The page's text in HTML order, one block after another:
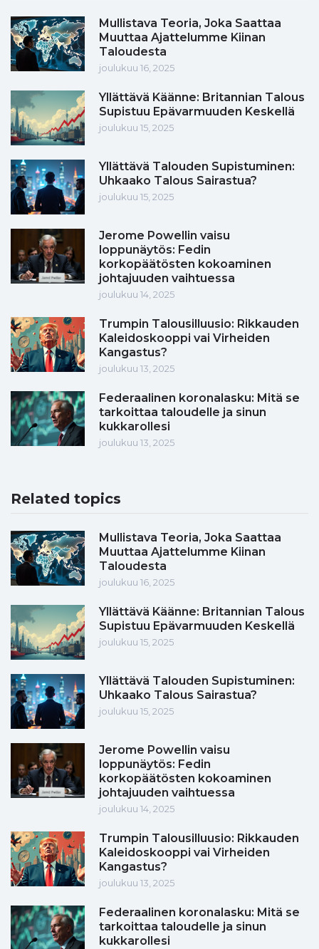
Mullistava Teoria, Joka Saattaa
Muuttaa Ajattelumme Kiinan
Taloudesta
joulukuu 16, 2025
Yllättävä Käänne: Britannian Talous
Supistuu Epävarmuuden Keskellä
joulukuu 15, 2025
Yllättävä Talouden Supistuminen:
Uhkaako Talous Sairastua?
joulukuu 15, 2025
Jerome Powellin vaisu
loppunäytös: Fedin
korkopäätösten kokoaminen
johtajuuden vaihtuessa
joulukuu 14, 2025
Trumpin Talousilluusio: Rikkauden
Kaleidoskooppi vai Virheiden
Kangastus?
joulukuu 13, 2025
Federaalinen koronalasku: Mitä se
tarkoittaa taloudelle ja sinun
kukkarollesi
joulukuu 13, 2025
Related topics
Mullistava Teoria, Joka Saattaa
Muuttaa Ajattelumme Kiinan
Taloudesta
joulukuu 16, 2025
Yllättävä Käänne: Britannian Talous
Supistuu Epävarmuuden Keskellä
joulukuu 15, 2025
Yllättävä Talouden Supistuminen:
Uhkaako Talous Sairastua?
joulukuu 15, 2025
Jerome Powellin vaisu
loppunäytös: Fedin
korkopäätösten kokoaminen
johtajuuden vaihtuessa
joulukuu 14, 2025
Trumpin Talousilluusio: Rikkauden
Kaleidoskooppi vai Virheiden
Kangastus?
joulukuu 13, 2025
Federaalinen koronalasku: Mitä se
tarkoittaa taloudelle ja sinun
kukkarollesi